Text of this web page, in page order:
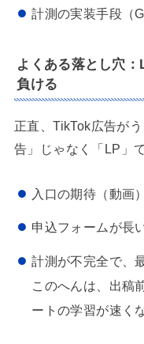
計測の実装手段（
よくある落とし穴
負ける
正直、TikTok広告が
告」じゃなく「LP」で
入口の期待（動画
申込フォームが長
計測が不完全で、
このへんは、出稿
ートの学習が速く